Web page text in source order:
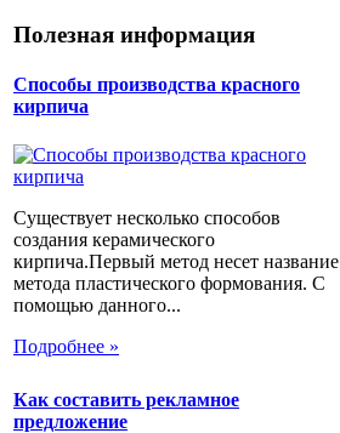
Полезная информация
Способы производства красного
кирпича
Существует несколько способов
создания керамического
кирпича.Первый метод несет название
метода пластического формования. С
помощью данного...
Подробнее »
Как составить рекламное
предложение